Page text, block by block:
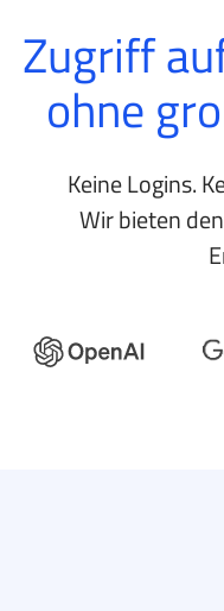
Zugriff auf modernste KI
ohne
Keine Logins.
Wir bieten